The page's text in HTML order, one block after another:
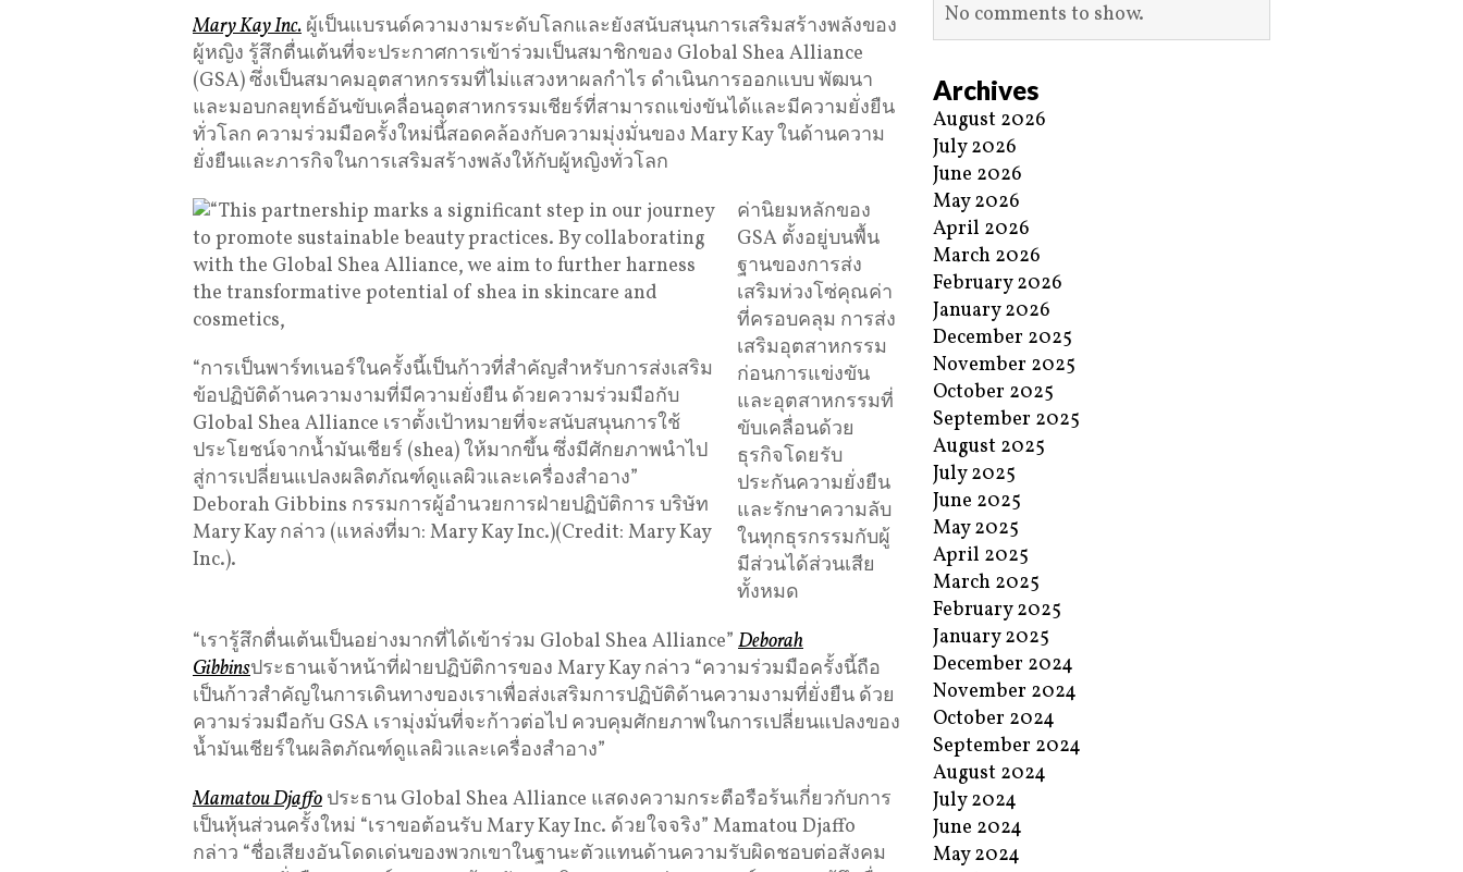
Mary Kay Inc. ผู้เป็นแบรนด์ความงามระดับโลกและยังสนับสนุนการเสริมสร้างพลังของ
ผู้หญิง รู้สึกตื่นเต้นที่จะประกาศการเข้าร่วมเป็นสมาชิกของ Global Shea Alliance
(GSA) ซึ่งเป็นสมาคมอุตสาหกรรมที่ไม่แสวงหาผลกำไร ดำเนินการออกแบบ พัฒนา
และมอบกลยุทธ์อันขับเคลื่อนอุตสาหกรรมเชียร์ที่สามารถแข่งขันได้และมีความยั่งยืน
ทั่วโลก ความร่วมมือครั้งใหม่นี้สอดคล้องกับความมุ่งมั่นของ Mary Kay ในด้านความ
ยั่งยืนและภารกิจในการเสริมสร้างพลังให้กับผู้หญิงทั่วโลก
“การเป็นพาร์ทเนอร์ในครั้งนี้เป็นก้าวที่สำคัญสำหรับการส่งเสริม
ข้อปฏิบัติด้านความงามที่มีความยั่งยืน ด้วยความร่วมมือกับ
Global Shea Alliance เราตั้งเป้าหมายที่จะสนับสนุนการใช้
ประโยชน์จากน้ำมันเชียร์ (shea) ให้มากขึ้น ซึ่งมีศักยภาพนำไป
สู่การเปลี่ยนแปลงผลิตภัณฑ์ดูแลผิวและเครื่องสำอาง”
Deborah Gibbins กรรมการผู้อํานวยการฝ่ายปฏิบัติการ บริษัท
Mary Kay กล่าว (แหล่งที่มา: Mary Kay Inc.)(Credit: Mary Kay
Inc.).
ค่านิยมหลักของ
GSA ตั้งอยู่บนพื้น
ฐานของการส่ง
เสริมห่วงโซ่คุณค่า
ที่ครอบคลุม การส่ง
เสริมอุตสาหกรรม
ก่อนการแข่งขัน
และอุตสาหกรรมที่
ขับเคลื่อนด้วย
ธุรกิจโดยรับ
ประกันความยั่งยืน
และรักษาความลับ
ในทุกธุรกรรมกับผู้
มีส่วนได้ส่วนเสีย
ทั้งหมด
“เรารู้สึกตื่นเต้นเป็นอย่างมากที่ได้เข้าร่วม Global Shea Alliance” Deborah
Gibbinsประธานเจ้าหน้าที่ฝ่ายปฏิบัติการของ Mary Kay กล่าว “ความร่วมมือครั้งนี้ถือ
เป็นก้าวสำคัญในการเดินทางของเราเพื่อส่งเสริมการปฏิบัติด้านความงามที่ยั่งยืน ด้วย
ความร่วมมือกับ GSA เรามุ่งมั่นที่จะก้าวต่อไป ควบคุมศักยภาพในการเปลี่ยนแปลงของ
น้ำมันเชียร์ในผลิตภัณฑ์ดูแลผิวและเครื่องสำอาง”
Mamatou Djaffo ประธาน Global Shea Alliance แสดงความกระตือรือร้นเกี่ยวกับการ
เป็นหุ้นส่วนครั้งใหม่ “เราขอต้อนรับ Mary Kay Inc. ด้วยใจจริง” Mamatou Djaffo
กล่าว “ชื่อเสียงอันโดดเด่นของพวกเขาในฐานะตัวแทนด้านความรับผิดชอบต่อสังคม
No comments to show.
Archives
August 2026
July 2026
June 2026
May 2026
April 2026
March 2026
February 2026
January 2026
December 2025
November 2025
October 2025
September 2025
August 2025
July 2025
June 2025
May 2025
April 2025
March 2025
February 2025
January 2025
December 2024
November 2024
October 2024
September 2024
August 2024
July 2024
June 2024
May 2024